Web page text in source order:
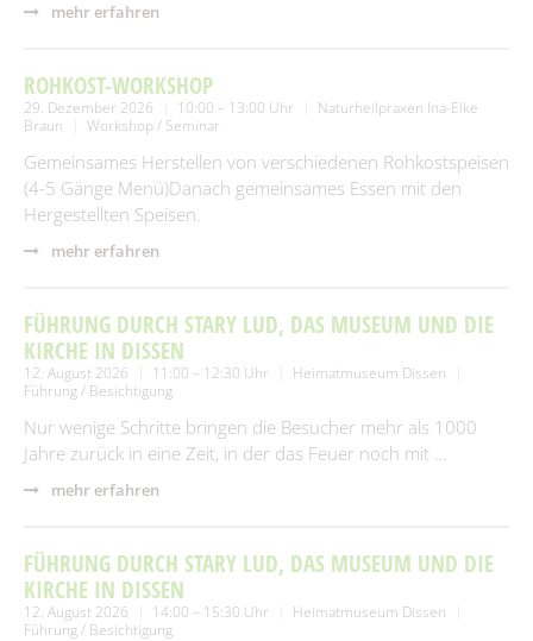
mehr erfahren
ROHKOST-WORKSHOP
29. Dezember 2026 10:00 – 13:00 Uhr
Naturheilpraxen Ina-Elke
Braun
Workshop / Seminar
Gemeinsames Herstellen von verschiedenen Rohkostspeisen
(4-5 Gänge Menü)Danach gemeinsames Essen mit den
Hergestellten Speisen.
mehr erfahren
FÜHRUNG DURCH STARY LUD, DAS MUSEUM UND DIE
KIRCHE IN DISSEN
12. August 2026 11:00 – 12:30 Uhr
Heimatmuseum Dissen
Führung / Besichtigung
Nur wenige Schritte bringen die Besucher mehr als 1000
Jahre zurück in eine Zeit, in der das Feuer noch mit …
mehr erfahren
FÜHRUNG DURCH STARY LUD, DAS MUSEUM UND DIE
KIRCHE IN DISSEN
12. August 2026 14:00 – 15:30 Uhr
Heimatmuseum Dissen
Führung / Besichtigung